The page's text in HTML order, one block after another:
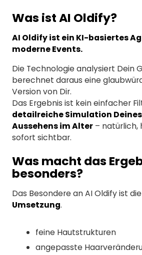
Was ist AI Oldify?
AI Oldify ist ein KI-basiertes
moderne Events.
Die Technologie analysiert Dein
berechnet daraus eine
Version von Dir.
Das Ergebnis ist kein einfacher
detailreiche Simulation
Aussehens im Alter– natürlich,
sofort sichtbar.
Was macht das
besonders?
Das Besondere an AI Oldify ist die
Umsetzung.
feine Hautstrukturen
angepasste